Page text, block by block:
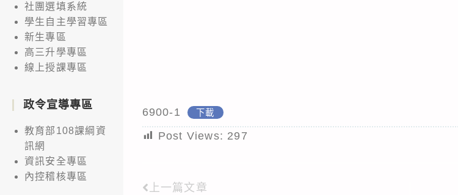
6900-1 下載
Post Views: 297
Read
上一篇文章
社團選填系統
學生自主學習專區
新生專區
高三升學專區
線上授課專區
政令宣導專區
教育部108課綱資
訊網
資訊安全專區
內控稽核專區